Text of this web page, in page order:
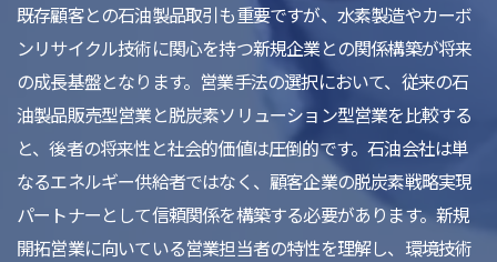
既存顧客との石油製品取引も重要ですが、水素製造やカーボ
ンリサイクル技術に関心を持つ新規企業との関係構築が将来
の成長基盤となります。営業手法の選択において、従来の石
油製品販売型営業と脱炭素ソリューション型営業を比較する
と、後者の将来性と社会的価値は圧倒的です。石油会社は単
なるエネルギー供給者ではなく、顧客企業の脱炭素戦略実現
パートナーとして信頼関係を構築する必要があります。新規
開拓営業に向いている営業担当者の特性を理解し、環境技術